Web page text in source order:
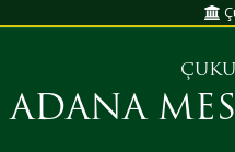
ADANA